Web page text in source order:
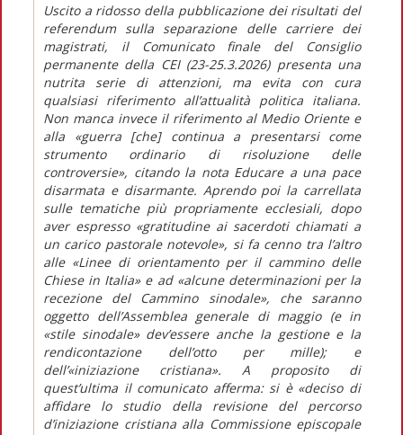
Uscito a ridosso della pubblicazione dei risultati del
referendum sulla separazione delle carriere dei
magistrati, il
Comunicato finaledel Consiglio
permanente della CEI (23-25.3.2026) presenta una
nutrita serie di attenzioni, ma evita con cura
qualsiasi riferimento all’attualità politica italiana.
Non manca invece il riferimento al Medio Oriente e
alla «guerra [che] continua a presentarsi come
strumento ordinario di risoluzione delle
controversie», citando la nota Educare a una pace
disarmata e disarmante. Aprendo poi la carrellata
sulle tematiche più propriamente ecclesiali, dopo
aver espresso «gratitudine ai sacerdoti chiamati a
un carico pastorale notevole», si fa cenno tra l’altro
alle «Linee di orientamentoper il cammino delle
Chiese in Italia»e ad «alcune determinazioni per la
recezione del Cammino sinodale», che saranno
oggetto dell’Assemblea generale di maggio (e in
«stile sinodale»dev’essere anche la gestione e la
rendicontazione dell’otto per mille); e
dell’«iniziazione cristiana». A proposito di
quest’ultima il comunicato afferma: si è «deciso di
affidare lo studio della revisione del percorso
d’iniziazione cristiana alla Commissione episcopale